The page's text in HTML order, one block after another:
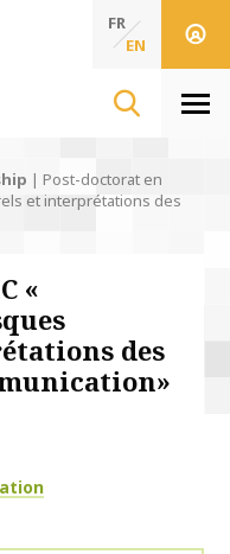
de l'Information & de
des Sciences de
FR
EN
| Post-doctorat en
et interprétations des
«
des